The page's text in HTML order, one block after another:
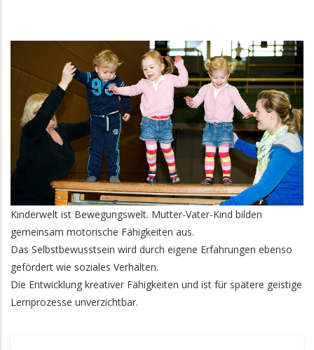
Kinderwelt ist Bewegungswelt. Mutter-Vater-Kind bilden
gemeinsam motorische Fähigkeiten aus.
Das Selbstbewusstsein wird durch eigene Erfahrungen ebenso
gefördert wie soziales Verhalten.
Die Entwicklung kreativer Fähigkeiten und ist für spätere geistige
Lernprozesse unverzichtbar.